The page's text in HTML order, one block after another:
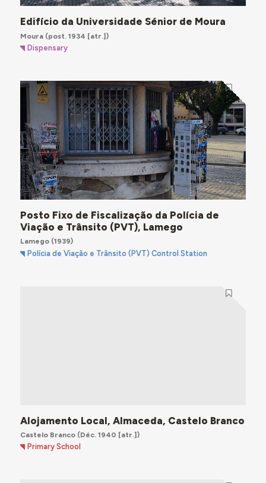
Edifício da Universidade Sénior de Moura
Moura(post. 1934 [atr.])
Dispensary
Posto Fixo de Fiscalização da Polícia de
Viação e Trânsito (PVT), Lamego
Lamego(1939)
Polícia de Viação e Trânsito (PVT) Control Station
Alojamento Local, Almaceda, Castelo Branco
Castelo Branco(Déc. 1940 [atr.])
Primary School